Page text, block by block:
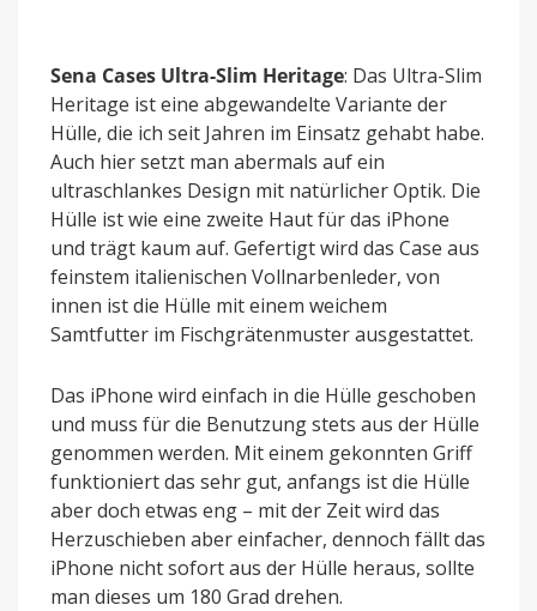
Sena Cases Ultra-Slim Heritage: Das Ultra-Slim
Heritage ist eine abgewandelte Variante der
Hülle, die ich seit Jahren im Einsatz gehabt habe.
Auch hier setzt man abermals auf ein
ultraschlankes Design mit natürlicher Optik. Die
Hülle ist wie eine zweite Haut für das iPhone
und trägt kaum auf. Gefertigt wird das Case aus
feinstem italienischen Vollnarbenleder, von
innen ist die Hülle mit einem weichem
Samtfutter im Fischgrätenmuster ausgestattet.
Das iPhone wird einfach in die Hülle geschoben
und muss für die Benutzung stets aus der Hülle
genommen werden. Mit einem gekonnten Griff
funktioniert das sehr gut, anfangs ist die Hülle
aber doch etwas eng – mit der Zeit wird das
Herzuschieben aber einfacher, dennoch fällt das
iPhone nicht sofort aus der Hülle heraus, sollte
man dieses um 180 Grad drehen.